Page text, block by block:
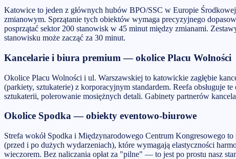
Katowice to jeden z głównych hubów BPO/SSC w Europie
zmianowym. Sprzątanie tych obiektów wymaga precyzyjnego
posprzątać sektor 200 stanowisk w 45 minut między zmianami.
stanowisku może zacząć za 30 minut.
Kancelarie i biura premium — okolice Placu Wolności
Okolice Placu Wolności i ul. Warszawskiej to katowickie zagłębie
(parkiety, sztukaterie) z korporacyjnym standardem. Reefa obsługuje
sztukaterii, polerowanie mosiężnych detali. Gabinety partnerów
Okolice Spodka — obiekty eventowo-biurowe
Strefa wokół Spodka i Międzynarodowego Centrum Kongresowego
(przed i po dużych wydarzeniach), które wymagają elastyczności
wieczorem. Bez naliczania opłat za "pilne" — to jest po prostu nasz